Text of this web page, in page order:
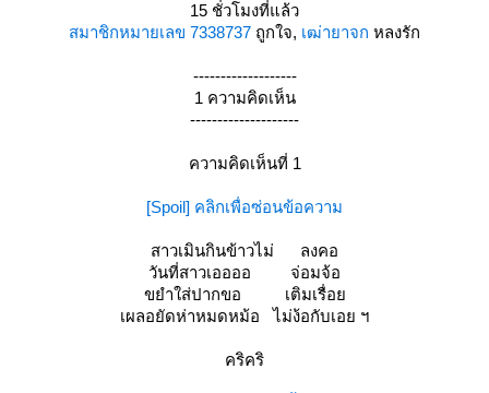
15 ชั่วโมงที่แล้ว
สมาชิกหมายเลข 7338737 ถูกใจ, เฒ่ายาจก หลงรัก
-------------------
1 ความคิดเห็น
--------------------
ความคิดเห็นที่ 1
[Spoil] คลิกเพื่อซ่อนข้อความ
สาวเมินกินข้าวไม่ ลงคอ
วันที่สาวเออออ จ่อมจ้อ
ขยำใส่ปากขอ เติมเรื่อ
เผลอยัดห่าหมดหม้อ ไม่ง้อกับเอย ฯ
คริคริ